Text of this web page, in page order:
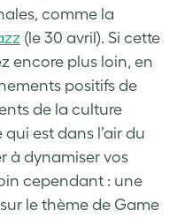
comme la
(le 30 avril). Si cette
encore plus loin, en
positifs de
de la culture
est dans l’air du
à dynamiser vos
cependant : une
le thème de Game